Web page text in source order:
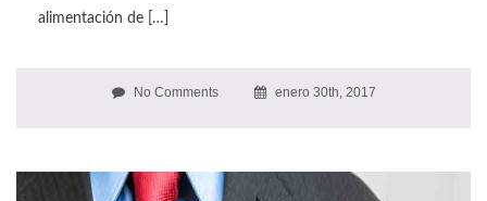
alimentación de […]
No Comments enero 30th, 2017